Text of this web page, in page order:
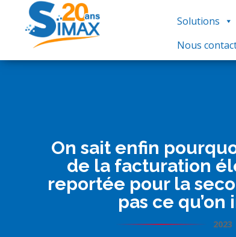
Solutions
Nous
On sait enfin
de la facturation
reportée pour la
pas ce
2023